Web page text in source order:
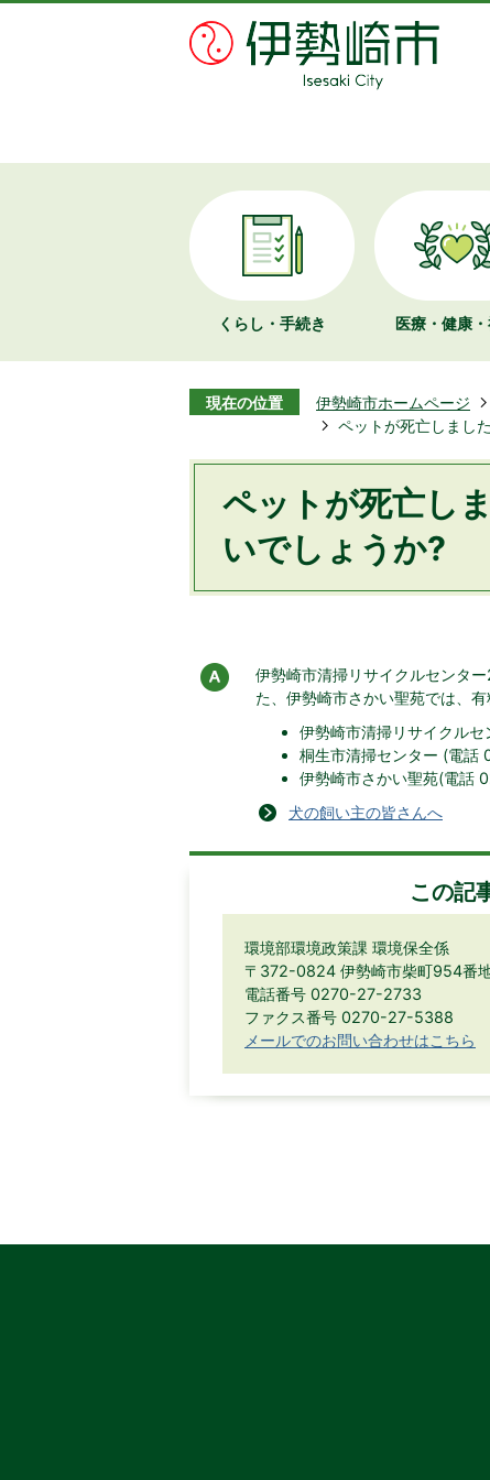
くらし・手続き 医療・健康
現在の位置 伊勢崎市ホームページ
ペットが死亡しまし
ペットが死亡し
いでしょうか?
伊勢崎市清掃リサイクルセンタ
た、伊勢崎市さかい聖苑では、
伊勢崎市清掃リサイクル
桐生市清掃センター (電話
伊勢崎市さかい聖苑(電話
犬の飼い主の皆さんへ
この記
環境部環境政策課 環境保全係
〒372-0824 伊勢崎市柴町954番
電話番号 0270-27-2733
ファクス番号 0270-27-5388
メールでのお問い合わせはこちら